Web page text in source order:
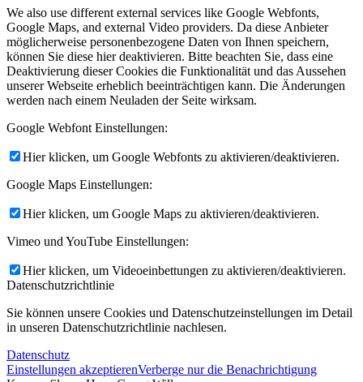
We also use different external services like Google Webfonts,
Google Maps, and external Video providers. Da diese Anbieter
möglicherweise personenbezogene Daten von Ihnen speichern,
können Sie diese hier deaktivieren. Bitte beachten Sie, dass eine
Deaktivierung dieser Cookies die Funktionalität und das Aussehen
unserer Webseite erheblich beeinträchtigen kann. Die Änderungen
werden nach einem Neuladen der Seite wirksam.
Google Webfont Einstellungen:
Hier klicken, um Google Webfonts zu aktivieren/deaktivieren.
Google Maps Einstellungen:
Hier klicken, um Google Maps zu aktivieren/deaktivieren.
Vimeo und YouTube Einstellungen:
Hier klicken, um Videoeinbettungen zu aktivieren/deaktivieren.
Datenschutzrichtlinie
Sie können unsere Cookies und Datenschutzeinstellungen im Detail
in unseren Datenschutzrichtlinie nachlesen.
Datenschutz
Einstellungen akzeptierenVerberge nur die Benachrichtigung